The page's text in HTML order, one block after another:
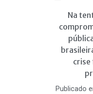
Na
crise
Publicado